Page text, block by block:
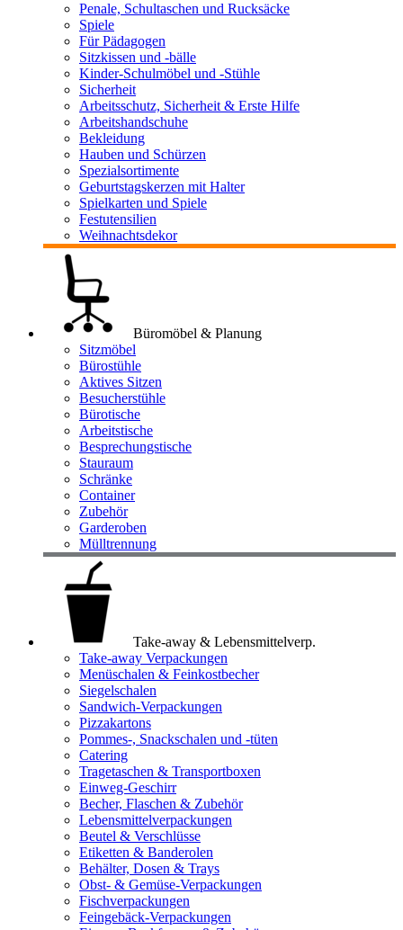
Penale, Schultaschen und Rucksäcke
Spiele
Für Pädagogen
Sitzkissen und -bälle
Kinder-Schulmöbel und -Stühle
Sicherheit
Arbeitsschutz, Sicherheit & Erste Hilfe
Arbeitshandschuhe
Bekleidung
Hauben und Schürzen
Spezialsortimente
Geburtstagskerzen mit Halter
Spielkarten und Spiele
Festutensilien
Weihnachtsdekor
Büromöbel & Planung
Sitzmöbel
Bürostühle
Aktives Sitzen
Besucherstühle
Bürotische
Arbeitstische
Besprechungstische
Stauraum
Schränke
Container
Zubehör
Garderoben
Mülltrennung
Take-away & Lebensmittelverp.
Take-away Verpackungen
Menüschalen & Feinkostbecher
Siegelschalen
Sandwich-Verpackungen
Pizzakartons
Pommes-, Snackschalen und -tüten
Catering
Tragetaschen & Transportboxen
Einweg-Geschirr
Becher, Flaschen & Zubehör
Lebensmittelverpackungen
Beutel & Verschlüsse
Etiketten & Banderolen
Behälter, Dosen & Trays
Obst- & Gemüse-Verpackungen
Fischverpackungen
Feingebäck-Verpackungen